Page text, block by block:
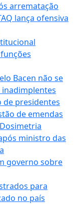
arrematação
lança ofensiva
Bacen não se
de presidentes
de emendas
ministro das
governo sobre
para
no país